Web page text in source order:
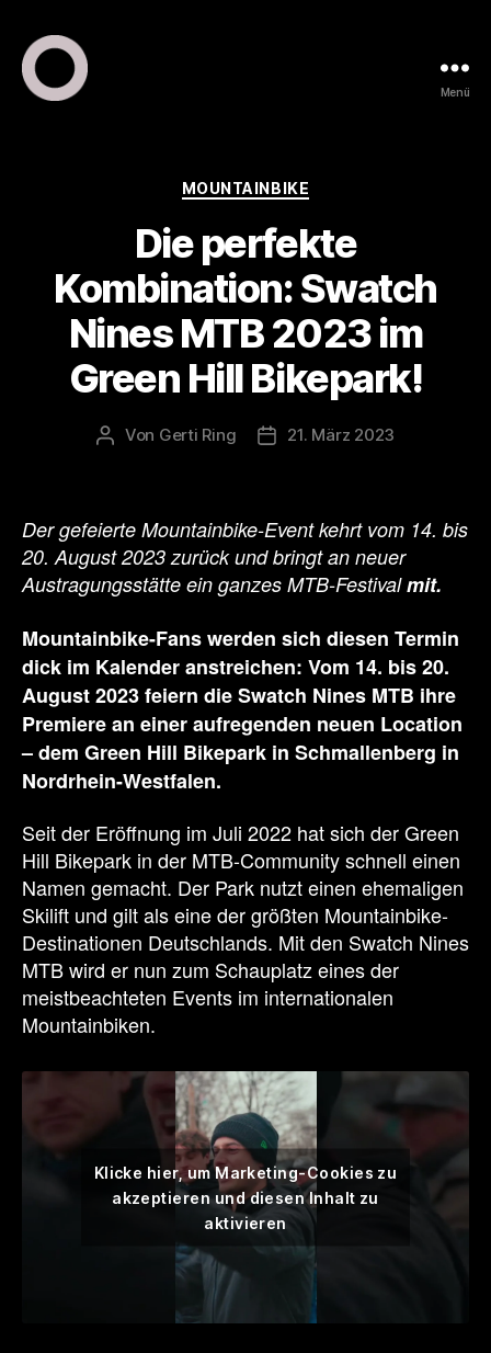
Menü
Kategorien
MOUNTAINBIKE
Die perfekte
Kombination: Swatch
Nines MTB 2023 im
Green Hill Bikepark!
Beitragsautor
Von Gerti Ring Veröffentlichungsdatum
21. März 2023
Der gefeierte Mountainbike-Event kehrt vom 14. bis
20. August 2023 zurück und bringt an neuer
Austragungsstätte ein ganzes MTB-Festivalmit.
Mountainbike-Fans werden sich diesen Termin
dick im Kalender anstreichen: Vom 14. bis 20.
August 2023 feiern die Swatch Nines MTB ihre
Premiere an einer aufregenden neuen Location
– dem Green Hill Bikepark in Schmallenberg in
Nordrhein-Westfalen.
Seit der Eröffnung im Juli 2022 hat sich der Green
Hill Bikepark in der MTB-Community schnell einen
Namen gemacht. Der Park nutzt einen ehemaligen
Skilift und gilt als eine der größten Mountainbike-
Destinationen Deutschlands. Mit den Swatch Nines
MTB wird er nun zum Schauplatz eines der
meistbeachteten Events im internationalen
Mountainbiken.
Klicke hier, um Marketing-Cookies zu
akzeptieren und diesen Inhalt zu
aktivieren